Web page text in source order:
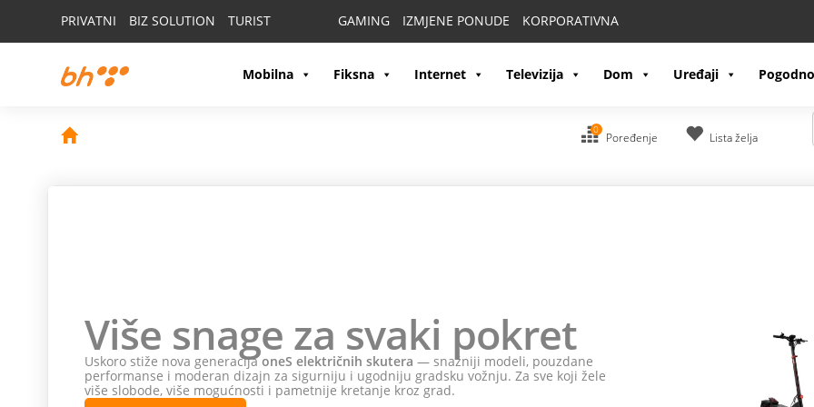
PRIVATNI BIZ SOLUTION TURIST GAMING IZMJENE PONUDE KORPORATIVNA
Mobilna Fiksna Internet Televizija Dom Uređaji
0
Poređenje Lista želja
Više snage za svaki pokret
Uskoro stiže nova generacijaoneS električnih skutera — snažniji modeli, pouzdane
performanse i moderan dizajn za sigurniju i ugodniju gradsku vožnju. Za sve koji žele
više slobode, više mogućnosti i pametnije kretanje kroz grad.